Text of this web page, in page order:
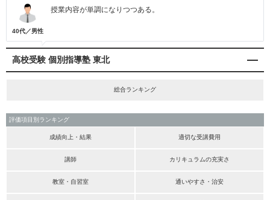
40代／男性
授業内容が単調になりつつある。
高校受験 個別指導塾 東北
総合ランキング
評価項目別ランキング
成績向上・結果 適切な受講費用
講師 カリキュラムの充実さ
教室・自習室 通いやすさ・治安